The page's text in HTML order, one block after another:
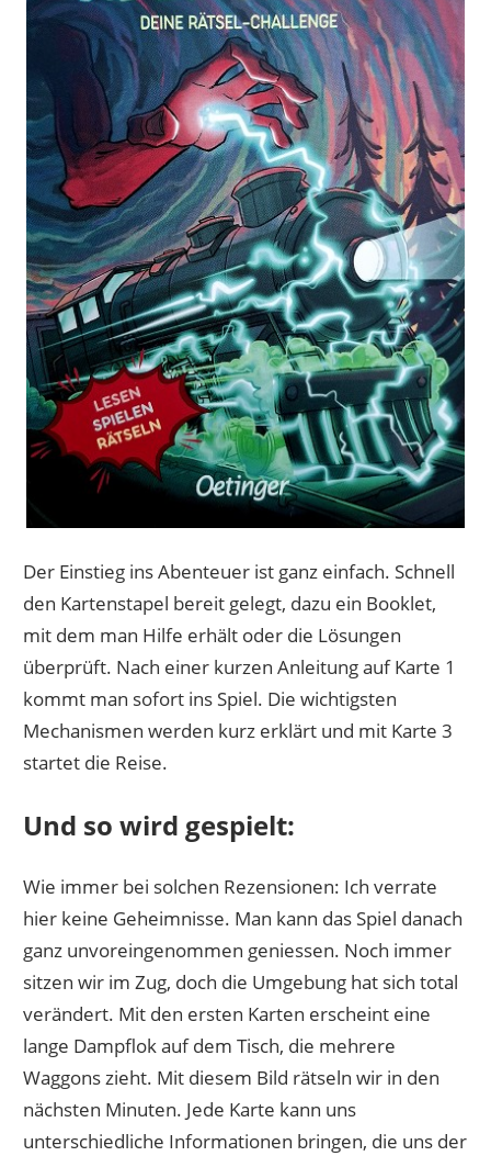
Der Einstieg ins Abenteuer ist ganz einfach. Schnell
den Kartenstapel bereit gelegt, dazu ein Booklet,
mit dem man Hilfe erhält oder die Lösungen
überprüft. Nach einer kurzen Anleitung auf Karte 1
kommt man sofort ins Spiel. Die wichtigsten
Mechanismen werden kurz erklärt und mit Karte 3
startet die Reise.
Und so wird gespielt:
Wie immer bei solchen Rezensionen: Ich verrate
hier keine Geheimnisse. Man kann das Spiel danach
ganz unvoreingenommen geniessen. Noch immer
sitzen wir im Zug, doch die Umgebung hat sich total
verändert. Mit den ersten Karten erscheint eine
lange Dampflok auf dem Tisch, die mehrere
Waggons zieht. Mit diesem Bild rätseln wir in den
nächsten Minuten. Jede Karte kann uns
unterschiedliche Informationen bringen, die uns der